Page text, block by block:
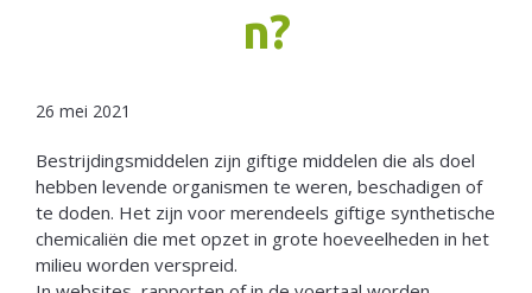
n?
26 mei 2021
Bestrijdingsmiddelen zijn giftige middelen die als doel
hebben levende organismen te weren, beschadigen of
te doden. Het zijn voor merendeels giftige synthetische
chemicaliën die met opzet in grote hoeveelheden in het
milieu worden verspreid.